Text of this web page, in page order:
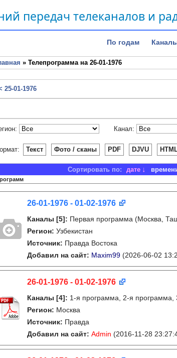
передач телеканалов и
По годам
» Телепрограмма на 26-01-1976
25-01-1976
Канал:
Текст Фото / сканы PDF DJVU
Сортировать по: дате
26-01-1976 - 01-02-1976
Каналы [5]: Первая программа (Москва,
Регион: Узбекистан
Источник: Правда Востока
Добавил на сайт: Maxim99 (2026-06-02
26-01-1976 - 01-02-1976
Каналы [4]: 1-я программа, 2-я
Регион: Москва
Источник: Правда
Добавил на сайт: Admin (2016-11-28